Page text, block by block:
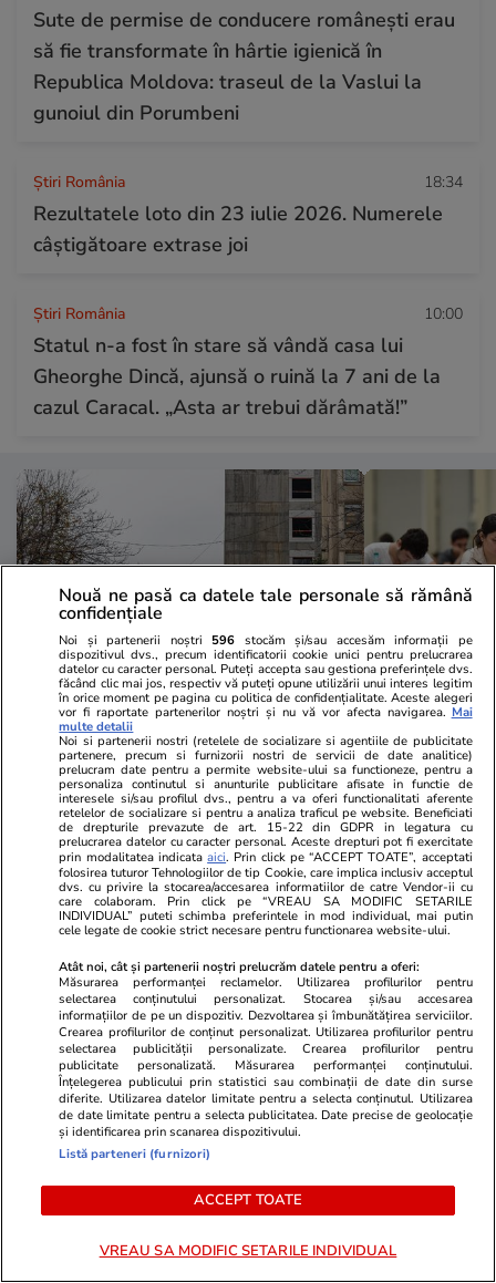
Sute de permise de conducere românești erau
să fie transformate în hârtie igienică în
Republica Moldova: traseul de la Vaslui la
gunoiul din Porumbeni
Știri România 18:34
Rezultatele loto din 23 iulie 2026. Numerele
câștigătoare extrase joi
Știri România 10:00
Statul n-a fost în stare să vândă casa lui
Gheorghe Dincă, ajunsă o ruină la 7 ani de la
cazul Caracal. „Asta ar trebui dărâmată!”
Sănătate și Fitness
Încă un bebeluș a murit
așteptând un pat liber la secția
ATI de la Spitalul M.S. Curie. Dr.
Cîrstoveanu: „Deblocarea
posturilor este o gură de oxigen,
când ești în agonie”
Sănătate și
Admiterea
Record de
și interes
tinerii care
Lifestyle 18 iul.
Semnele deshidratării și cum să
o previi
Nouă ne pasă ca datele tale personale să rămână
confidențiale
Noi și partenerii noștri 596 stocăm și/sau accesăm informații pe
dispozitivul dvs., precum identificatorii cookie unici pentru prelucrarea
datelor cu caracter personal. Puteți accepta sau gestiona preferințele dvs.
făcând clic mai jos, respectiv vă puteți opune utilizării unui interes legitim
în orice moment pe pagina cu politica de confidențialitate. Aceste alegeri
vor fi raportate partenerilor noștri și nu vă vor afecta navigarea. Mai
multe detalii
Noi si partenerii nostri (retelele de socializare si agentiile de publicitate
partenere, precum si furnizorii nostri de servicii de date analitice)
prelucram date pentru a permite website-ului sa functioneze, pentru a
personaliza continutul si anunturile publicitare afisate in functie de
interesele si/sau profilul dvs., pentru a va oferi functionalitati aferente
retelelor de socializare si pentru a analiza traficul pe website. Beneficiati
de drepturile prevazute de art. 15-22 din GDPR in legatura cu
prelucrarea datelor cu caracter personal. Aceste drepturi pot fi exercitate
prin modalitatea indicataaici. Prin click pe “ACCEPT TOATE”, acceptati
folosirea tuturor Tehnologiilor de tip Cookie, care implica inclusiv acceptul
dvs. cu privire la stocarea/accesarea informatiilor de catre Vendor-ii cu
care colaboram. Prin click pe “VREAU SA MODIFIC SETARILE
INDIVIDUAL” puteti schimba preferintele in mod individual, mai putin
cele legate de cookie strict necesare pentru functionarea website-ului.
Atât noi, cât și partenerii noștri prelucrăm datele pentru a oferi:
Măsurarea performanței reclamelor. Utilizarea profilurilor pentru
selectarea conținutului personalizat. Stocarea și/sau accesarea
informațiilor de pe un dispozitiv. Dezvoltarea și îmbunătățirea serviciilor.
Crearea profilurilor de conținut personalizat. Utilizarea profilurilor pentru
selectarea publicității personalizate. Crearea profilurilor pentru
publicitate personalizată. Măsurarea performanței conținutului.
Înțelegerea publicului prin statistici sau combinații de date din surse
diferite. Utilizarea datelor limitate pentru a selecta conținutul. Utilizarea
de date limitate pentru a selecta publicitatea. Date precise de geolocație
și identificarea prin scanarea dispozitivului.
Listă parteneri (furnizori)
ACCEPT TOATE
VREAU SA MODIFIC SETARILE INDIVIDUAL